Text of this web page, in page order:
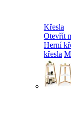
Křesla
Otevřít
Herní
křesla